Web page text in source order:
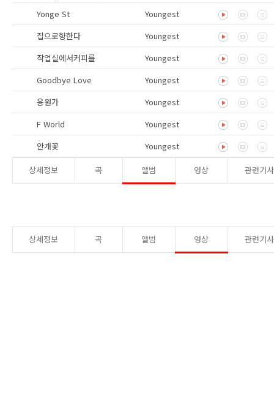
Yonge St
Youngest
집으로향한다
Youngest
작업실에서커피를
Youngest
Goodbye Love
Youngest
응원가
Youngest
F World
Youngest
안개꽃
Youngest
상세정보 곡 앨범 영상 관련기사
상세정보 곡 앨범 영상 관련기사